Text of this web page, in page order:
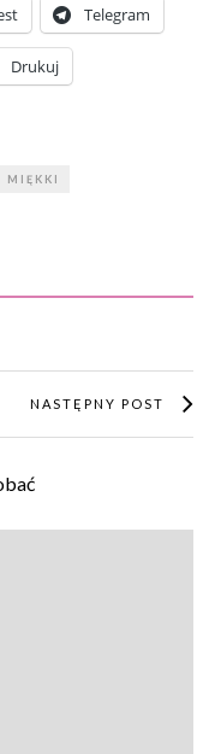
Telegram
Drukuj
MIĘKKI
NASTĘPNY POST